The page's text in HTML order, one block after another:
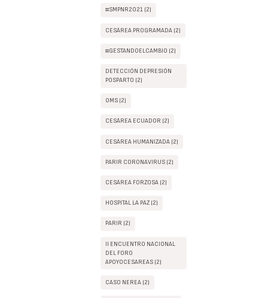
#SMPNR2021 (2)
CESÁREA PROGRAMADA (2)
#GESTANDOELCAMBIO (2)
DETECCIÓN DEPRESIÓN
POSPARTO (2)
OMS (2)
CESÁREA ECUADOR (2)
CESÁREA HUMANIZADA (2)
PARIR CORONAVIRUS (2)
CESÁREA FORZOSA (2)
HOSPITAL LA PAZ (2)
PARIR (2)
II ENCUENTRO NACIONAL
DEL FORO
APOYOCESAREAS (2)
CASO NEREA (2)